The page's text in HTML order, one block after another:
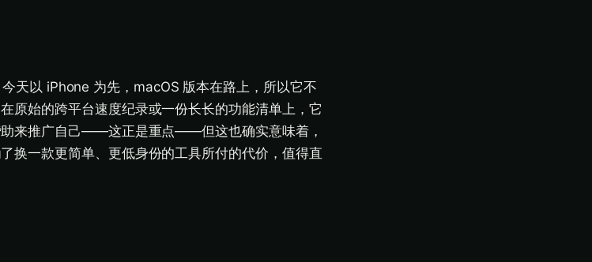
天以 iPhone 为先，macOS 版本在路上，所以它不
原始的跨平台速度纪录或一份长长的功能清单上，它
助来推广自己——这正是重点——但这也确实意味着，
换一款更简单、更低身份的工具所付的代价，值得直